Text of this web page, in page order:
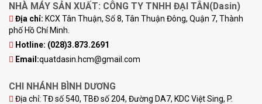
NHÀ MÁY SẢN XUẤT: CÔNG TY TNHH ĐẠI TÂN(Dasin)
Địa chỉ: KCX Tân Thuận, Số 8, Tân Thuận Đông, Quận 7, Thành
phố Hồ Chí Minh.
Hotline: (028)3.873.2691
Email:quatdasin.hcm@gmail.com
CHI NHÁNH BÌNH DƯƠNG
Địa chỉ: TĐ số 540, TBĐ số 204, Đường DA7, KDC Việt Sing, P.